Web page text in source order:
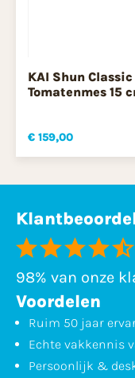
KAI Shun Classic
Tomatenmes 15
€ 159,00
98% van onze
Voordelen
Ruim 50 jaar
Echte vakkennis
Persoonlijk &